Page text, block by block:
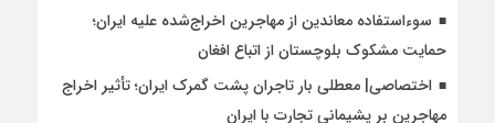
سوءاستفاده معاندین از مهاجرین اخراج‌شده علیه ایران؛
حمایت مشکوک بلوچستان از اتباع افغان
اختصاصی| معطلی بار تاجران پشت گمرک ایران؛ تأثیر اخراج
مهاجرین بر پشیمانی تجارت با ایران